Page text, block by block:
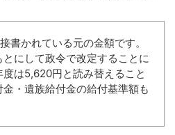
書かれている元の金額です。
にして政令で改定することに
は5,620円と読み替えること
・遺族給付金の給付基準額も